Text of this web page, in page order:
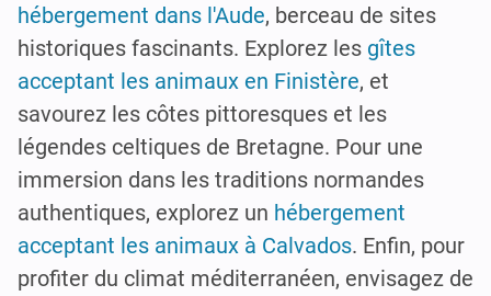
hébergement dans l'Aude, berceau de sites
historiques fascinants. Explorez les gîtes
acceptant les animaux en Finistère, et
savourez les côtes pittoresques et les
légendes celtiques de Bretagne. Pour une
immersion dans les traditions normandes
authentiques, explorez un hébergement
acceptant les animaux à Calvados. Enfin, pour
profiter du climat méditerranéen, envisagez de